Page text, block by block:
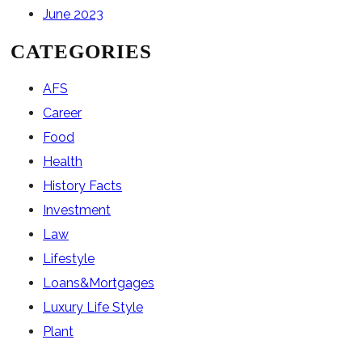
June 2023
CATEGORIES
AFS
Career
Food
Health
History Facts
Investment
Law
Lifestyle
Loans&Mortgages
Luxury Life Style
Plant